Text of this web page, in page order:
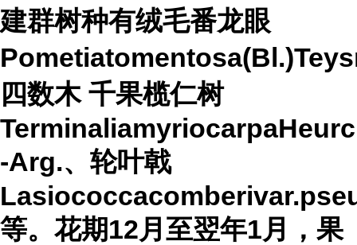
建群树种有绒毛番龙眼
四数木 千果榄仁树
-Arg.、轮叶戟
等。花期12月至翌年1月，果